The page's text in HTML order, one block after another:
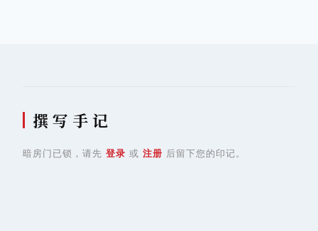
撰 写 手 记
暗房门已锁，请先 登录 或 注册 后留下您的印记。